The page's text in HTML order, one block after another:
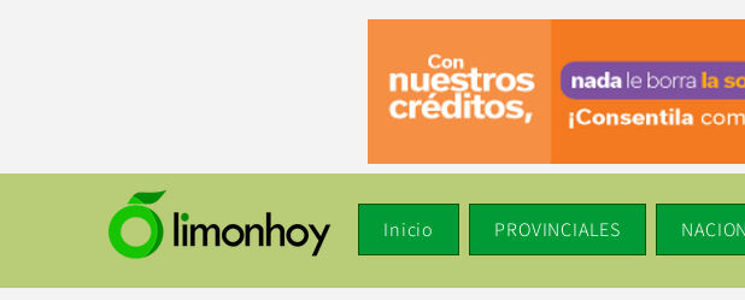
Inicio PROVINCIALES